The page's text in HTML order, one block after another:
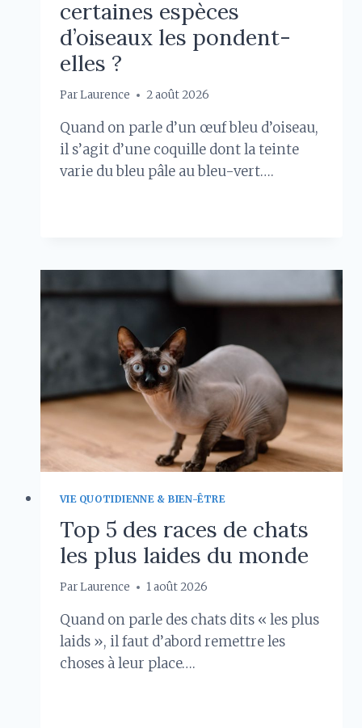
certaines espèces
d’oiseaux les pondent-
elles ?
Par Laurence 2 août 2026
Quand on parle d’un œuf bleu d’oiseau,
il s’agit d’une coquille dont la teinte
varie du bleu pâle au bleu-vert….
CERTAINES
ESPÈCES
D’OISEAUX
PONDENT-
ELLES
?
VIE QUOTIDIENNE & BIEN-ÊTRE
Top 5 des races de chats
les plus laides du monde
Par Laurence 1 août 2026
Quand on parle des chats dits « les plus
laids », il faut d’abord remettre les
choses à leur place….